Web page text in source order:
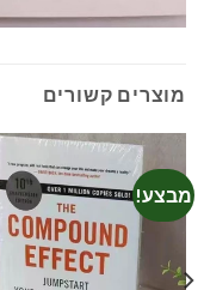
מוצרים קשורים
מבצע!